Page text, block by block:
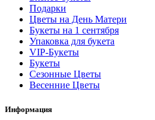
Подарки
Цветы на День Матери
Букеты на 1 сентября
Упаковка для букета
VIP-Букеты
Букеты
Сезонные Цветы
Весенние Цветы
Информация